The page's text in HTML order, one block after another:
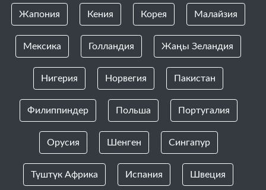
Жапония Кения Корея Малайзия
Мексика Голландия Жаңы Зеландия
Нигерия Норвегия Пакистан
Филиппиндер Польша Португалия
Орусия Шенген Сингапур
Түштүк Африка Испания Швеция